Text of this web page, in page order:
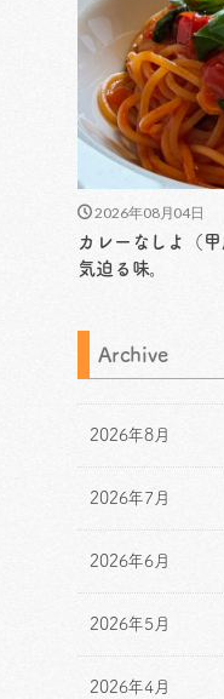
2026年08月04日
カレーなしよ（
気迫る味。
Archive
2026年8月
2026年7月
2026年6月
2026年5月
2026年4月